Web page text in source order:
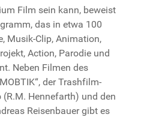
Film sein kann, beweist
das in etwa 100
Musik-Clip, Animation,
Action, Parodie und
Neben Filmen des
der Trashfilm-
(R.M. Hennefarth) und den
Reisenbauer gibt es